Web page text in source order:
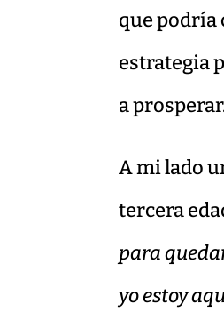
que podría
estrategia
a
A mi lado
tercera
para
yo estoy